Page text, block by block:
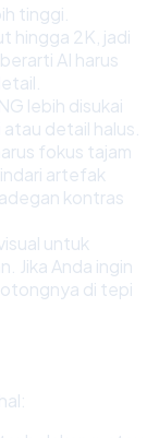
tinggi.
hingga 2K, jadi
AI harus
lebih disukai
detail halus.
fokus tajam
artefak
kontras
untuk
Jika Anda ingin
di tepi